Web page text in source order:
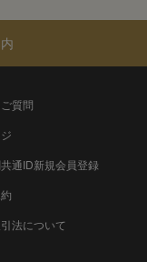
質問
通ID新規会員登録
法について